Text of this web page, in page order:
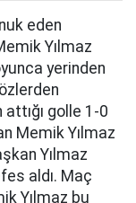
eden
Yılmaz
yerinden
golle 1-0
Memik Yılmaz
Yılmaz
aldı. Maç
Yılmaz bu